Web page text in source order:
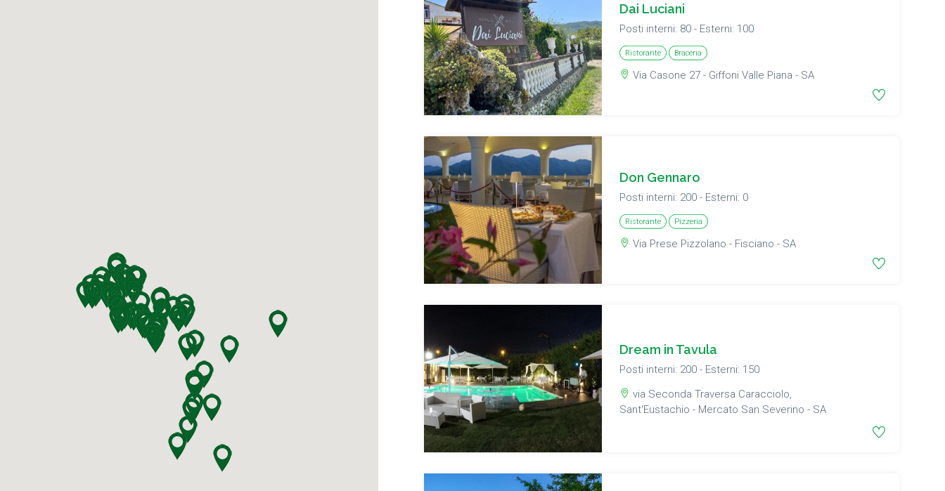
Dai Luciani
Posti interni: 80 - Esterni: 100
Ristorante Braceria
Via Casone 27 - Giffoni Valle Piana - SA
Don Gennaro
Posti interni: 200 - Esterni: 0
Ristorante Pizzeria
Via Prese Pizzolano - Fisciano - SA
Dream in Tavula
Posti interni: 200 - Esterni: 150
via Seconda Traversa Caracciolo,
Sant'Eustachio - Mercato San Severino - SA